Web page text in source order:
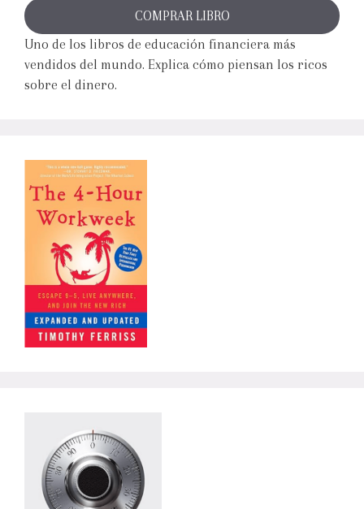
COMPRAR LIBRO
Uno de los libros de educación financiera más
vendidos del mundo. Explica cómo piensan los ricos
sobre el dinero.